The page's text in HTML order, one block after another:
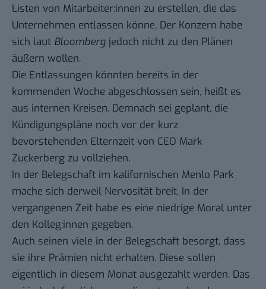
Listen von Mitarbeiter:innen zu erstellen, die das
Unternehmen entlassen könne. Der Konzern habe
sich laut Bloomberg jedoch nicht zu den Plänen
äußern wollen.
Die Entlassungen könnten bereits in der
kommenden Woche abgeschlossen sein, heißt es
aus internen Kreisen. Demnach sei geplant, die
Kündigungspläne noch vor der kurz
bevorstehenden Elternzeit von CEO Mark
Zuckerberg zu vollziehen.
In der Belegschaft im kalifornischen Menlo Park
mache sich derweil Nervosität breit. In der
vergangenen Zeit habe es eine niedrige Moral unter
den Kolleg:innen gegeben.
Auch seinen viele in der Belegschaft besorgt, dass
sie ihre Prämien nicht erhalten. Diese sollen
eigentlich in diesem Monat ausgezahlt werden. Das